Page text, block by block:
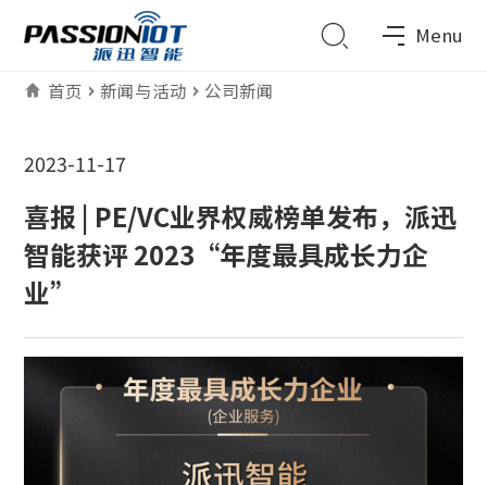
Menu
首页 新闻与活动 公司新闻
2023-11-17
喜报 | PE/VC业界权威榜单发布，派迅
智能获评 2023“年度最具成长力企
业”